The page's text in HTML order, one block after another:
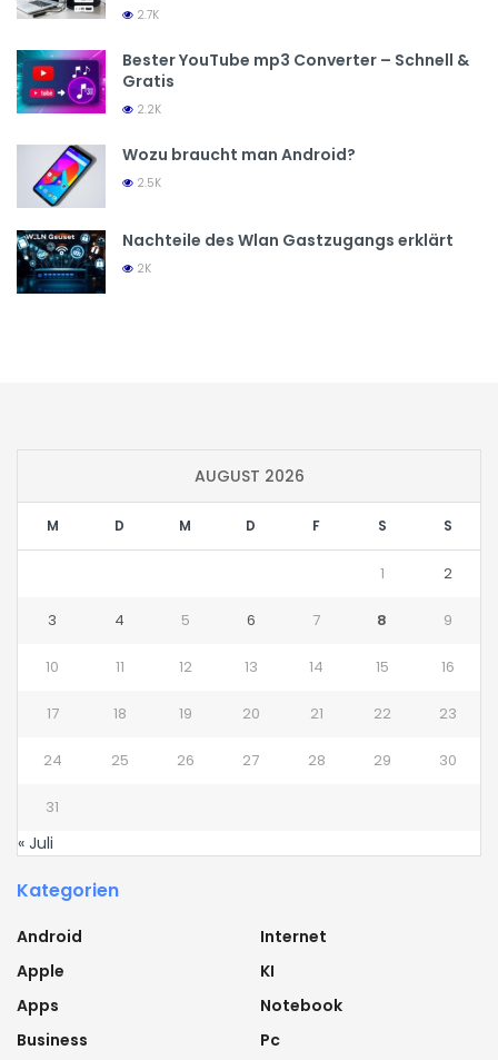
2.7K
Bester YouTube mp3 Converter – Schnell &
Gratis
2.2K
Wozu braucht man Android?
2.5K
Nachteile des Wlan Gastzugangs erklärt
2K
AUGUST 2026
M D M D F S S
1 2
3 4 5 6 7 8 9
10 11 12 13 14 15 16
17 18 19 20 21 22 23
24 25 26 27 28 29 30
31
« Juli
Kategorien
Android
Apple
Apps
Business
Internet
KI
Notebook
Pc